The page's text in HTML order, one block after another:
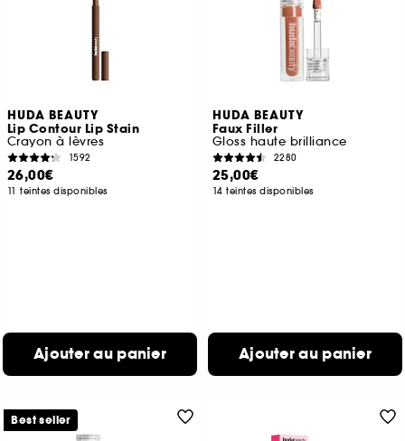
HUDA BEAUTY
Lip Contour Lip Stain
Crayon à lèvres
1592
26,00€
11 teintes disponibles
Ajouter au panier
HUDA BEAUTY
Faux Filler
Gloss haute brilliance
2280
25,00€
14 teintes disponibles
Ajouter au panier
Best seller